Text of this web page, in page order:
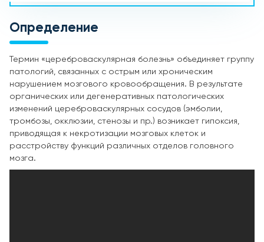
Определение
Термин «цереброваскулярная болезнь» объединяет группу
патологий, связанных с острым или хроническим
нарушением мозгового кровообращения. В результате
органических или дегенеративных патологических
изменений цереброваскулярных сосудов (эмболии,
тромбозы, окклюзии, стенозы и пр.) возникает гипоксия,
приводящая к некротизации мозговых клеток и
расстройству функций различных отделов головного
мозга.